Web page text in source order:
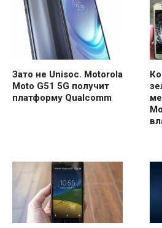
Зато не Unisoc. Motorola
Moto G51 5G получит
платформу Qualcomm